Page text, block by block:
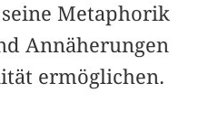
Metaphorik
Annäherungen
ermöglichen.